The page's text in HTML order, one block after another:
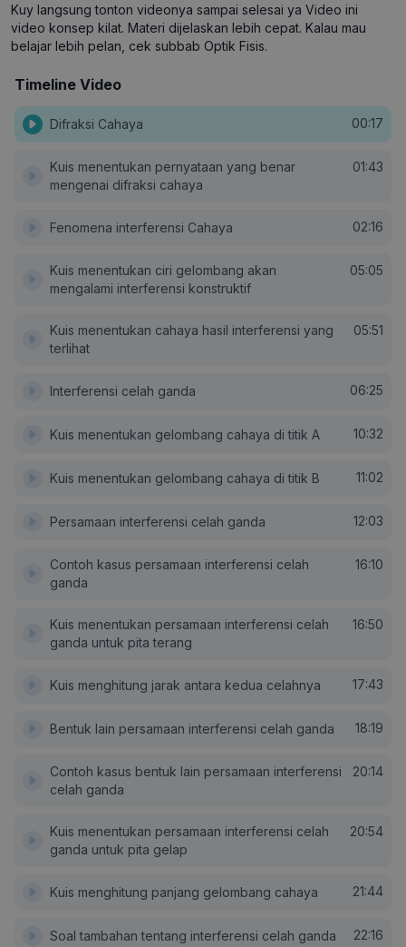
Kuy langsung tonton videonya sampai selesai ya Video ini
video konsep kilat. Materi dijelaskan lebih cepat. Kalau mau
belajar lebih pelan, cek subbab Optik Fisis.
Timeline Video
Difraksi Cahaya 00:17
Kuis menentukan pernyataan yang benar
mengenai difraksi cahaya
01:43
Fenomena interferensi Cahaya 02:16
Kuis menentukan ciri gelombang akan
mengalami interferensi konstruktif
05:05
Kuis menentukan cahaya hasil interferensi yang
terlihat
05:51
Interferensi celah ganda 06:25
Kuis menentukan gelombang cahaya di titik A 10:32
Kuis menentukan gelombang cahaya di titik B 11:02
Persamaan interferensi celah ganda 12:03
Contoh kasus persamaan interferensi celah
ganda
16:10
Kuis menentukan persamaan interferensi celah
ganda untuk pita terang
16:50
Kuis menghitung jarak antara kedua celahnya 17:43
Bentuk lain persamaan interferensi celah ganda 18:19
Contoh kasus bentuk lain persamaan interferensi
celah ganda
20:14
Kuis menentukan persamaan interferensi celah
ganda untuk pita gelap
20:54
Kuis menghitung panjang gelombang cahaya 21:44
Soal tambahan tentang interferensi celah ganda 22:16